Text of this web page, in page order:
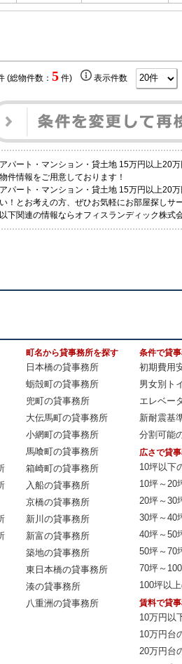
(総物件数： 5件) 表示件数
パート・マンション・貸土地 15万円以上20
件情報をご用意しております！
パート・マンション・貸土地 15万円以上20
！とお考えの方、ぜひお気軽にお部屋探しサ
下関連の情報ならオフィスランディック株式
町名から貸事務所を探す
日本橋の貸事務所
蛎殻町の貸事務所
兜町の貸事務所
大伝馬町の貸事務所
小網町の貸事務所
馬喰町の貸事務所
箱崎町の貸事務所
入船の貸事務所
京橋の貸事務所
新川の貸事務所
新富の貸事務所
築地の貸事務所
東日本橋の貸事務所
湊の貸事務所
八重洲の貸事務所
条件で貸
初期費用
男女別ト
エレベー
新耐震基
分割可能
広さで貸
10坪以下
10坪～20
20坪～30
30坪～40
40坪～50
50坪～70
70坪～
100坪以
賃料で貸
10万円以
10万円台
20万円台